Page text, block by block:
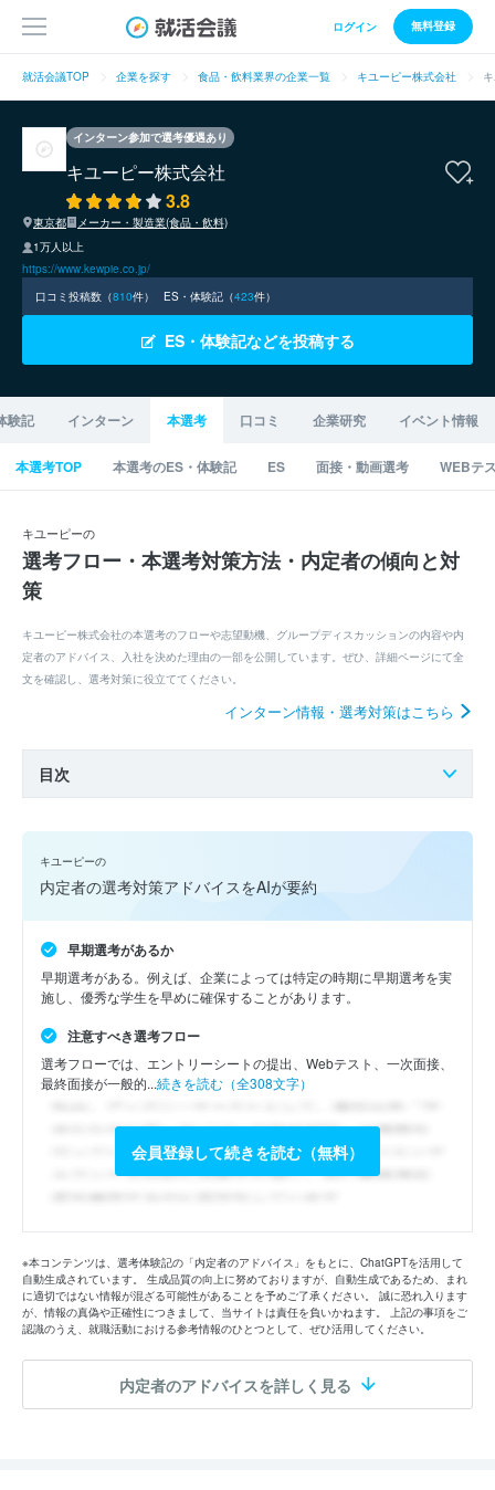
ログイン 無料登録
就活会議TOP 企業を探す 食品・飲料業界の企業一覧 キユーピー株式会社
インターン参加で選考優遇あり
キユーピー株式会社
3.8
東京都
メーカー・製造業(食品・飲料)
1万人以上
https://www.kewpie.co.jp/
口コミ投稿数（810件） ES・体験記（423件）
ES・体験記などを投稿する
験記 インターン 本選考 口コミ 企業研究 イベント情報
本選考TOP 本選考のES・体験記 ES 面接・動画選考 WEBテ
キユーピーの
選考フロー・本選考対策方法・内定者の傾向と対
策
キユーピー株式会社の本選考のフローや志望動機、グループディスカッションの内容や内
定者のアドバイス、入社を決めた理由の一部を公開しています。ぜひ、詳細ページにて全
文を確認し、選考対策に役立ててください。
インターン情報・選考対策はこちら
目次
キユーピーの
内定者の選考対策アドバイスをAIが要約
早期選考があるか
早期選考がある。例えば、企業によっては特定の時期に早期選考を実
施し、優秀な学生を早めに確保することがあります。
注意すべき選考フロー
選考フローでは、エントリーシートの提出、Webテスト、一次面接、
最終面接が一般的...続きを読む（全308文字）
会員登録して続きを読む（無料）
※本コンテンツは、選考体験記の「内定者のアドバイス」をもとに、ChatGPTを活用して
自動生成されています。 生成品質の向上に努めておりますが、自動生成であるため、まれ
に適切ではない情報が混ざる可能性があることを予めご了承ください。 誠に恐れ入ります
が、情報の真偽や正確性につきまして、当サイトは責任を負いかねます。 上記の事項をご
認識のうえ、就職活動における参考情報のひとつとして、ぜひ活用してください。
内定者のアドバイスを詳しく見る